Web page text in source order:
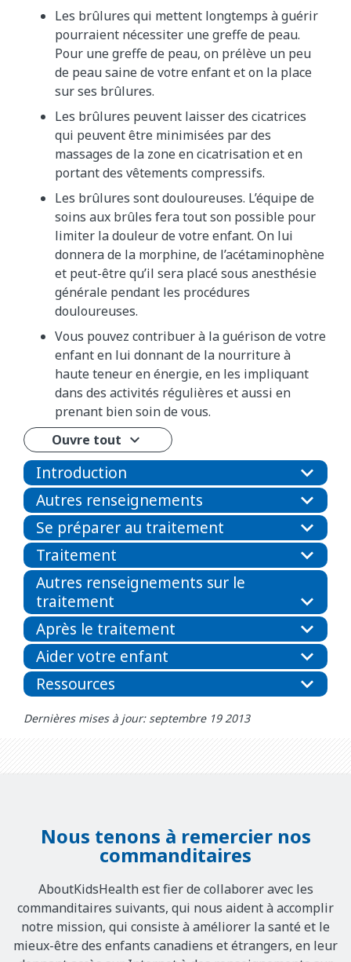
Les brûlures qui mettent longtemps à guérir
pourraient nécessiter une greffe de peau.
Pour une greffe de peau, on prélève un peu
de peau saine de votre enfant et on la place
sur ses brûlures.
Les brûlures peuvent laisser des cicatrices
qui peuvent être minimisées par des
massages de la zone en cicatrisation et en
portant des vêtements compressifs.
Les brûlures sont douloureuses. L’équipe de
soins aux brûles fera tout son possible pour
limiter la douleur de votre enfant. On lui
donnera de la morphine, de l’acétaminophène
et peut-être qu’il sera placé sous anesthésie
générale pendant les procédures
douloureuses.
Vous pouvez contribuer à la guérison de votre
enfant en lui donnant de la nourriture à
haute teneur en énergie, en les impliquant
dans des activités régulières et aussi en
prenant bien soin de vous.
Ouvre tout
Introduction
Autres renseignements
Se préparer au traitement
Traitement
Autres renseignements sur le
traitement
Après le traitement
Aider votre enfant
Ressources
Dernières mises à jour: septembre 19 2013
Nous tenons à remercier nos
commanditaires
AboutKidsHealth est fier de collaborer avec les
commanditaires suivants, qui nous aident à accomplir
notre mission, qui consiste à améliorer la santé et le
mieux-être des enfants canadiens et étrangers, en leur